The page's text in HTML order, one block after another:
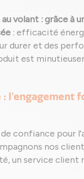
volant : grâce à
: efficacité
durer et des
est
l'engagement
confiance pour
nos
un service